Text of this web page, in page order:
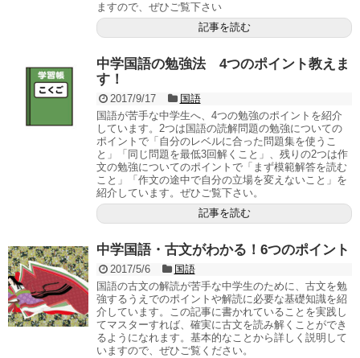
ますので、ぜひご覧下さい
記事を読む
中学国語の勉強法 4つのポイント教えま
す！
2017/9/17
国語
国語が苦手な中学生へ、4つの勉強のポイントを紹介
しています。2つは国語の読解問題の勉強についての
ポイントで「自分のレベルに合った問題集を使うこ
と」「同じ問題を最低3回解くこと」、残りの2つは作
文の勉強についてのポイントで「まず模範解答を読む
こと」「作文の途中で自分の立場を変えないこと」を
紹介しています。ぜひご覧下さい。
記事を読む
中学国語・古文がわかる！6つのポイント
2017/5/6
国語
国語の古文の解読が苦手な中学生のために、古文を勉
強するうえでのポイントや解読に必要な基礎知識を紹
介しています。この記事に書かれていることを実践し
てマスターすれば、確実に古文を読み解くことができ
るようになれます。基本的なことから詳しく説明して
いますので、ぜひご覧ください。